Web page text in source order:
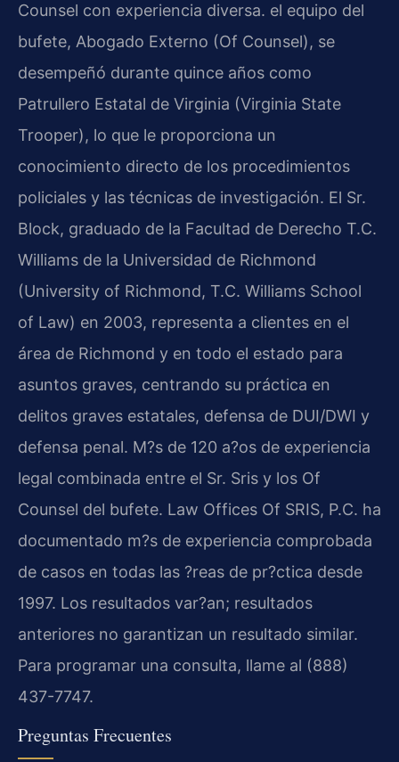
Counsel con experiencia diversa. el equipo del
bufete, Abogado Externo (Of Counsel), se
desempeñó durante quince años como
Patrullero Estatal de Virginia (Virginia State
Trooper), lo que le proporciona un
conocimiento directo de los procedimientos
policiales y las técnicas de investigación. El Sr.
Block, graduado de la Facultad de Derecho T.C.
Williams de la Universidad de Richmond
(University of Richmond, T.C. Williams School
of Law) en 2003, representa a clientes en el
área de Richmond y en todo el estado para
asuntos graves, centrando su práctica en
delitos graves estatales, defensa de DUI/DWI y
defensa penal. M?s de 120 a?os de experiencia
legal combinada entre el Sr. Sris y los Of
Counsel del bufete. Law Offices Of SRIS, P.C. ha
documentado m?s de experiencia comprobada
de casos en todas las ?reas de pr?ctica desde
1997. Los resultados var?an; resultados
anteriores no garantizan un resultado similar.
Para programar una consulta, llame al (888)
437-7747.
Preguntas Frecuentes